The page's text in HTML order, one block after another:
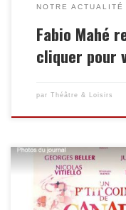
NOTRE ACTUALITÉ
Fabio Mahé
cliquer pour
par Théâtre & Loisirs